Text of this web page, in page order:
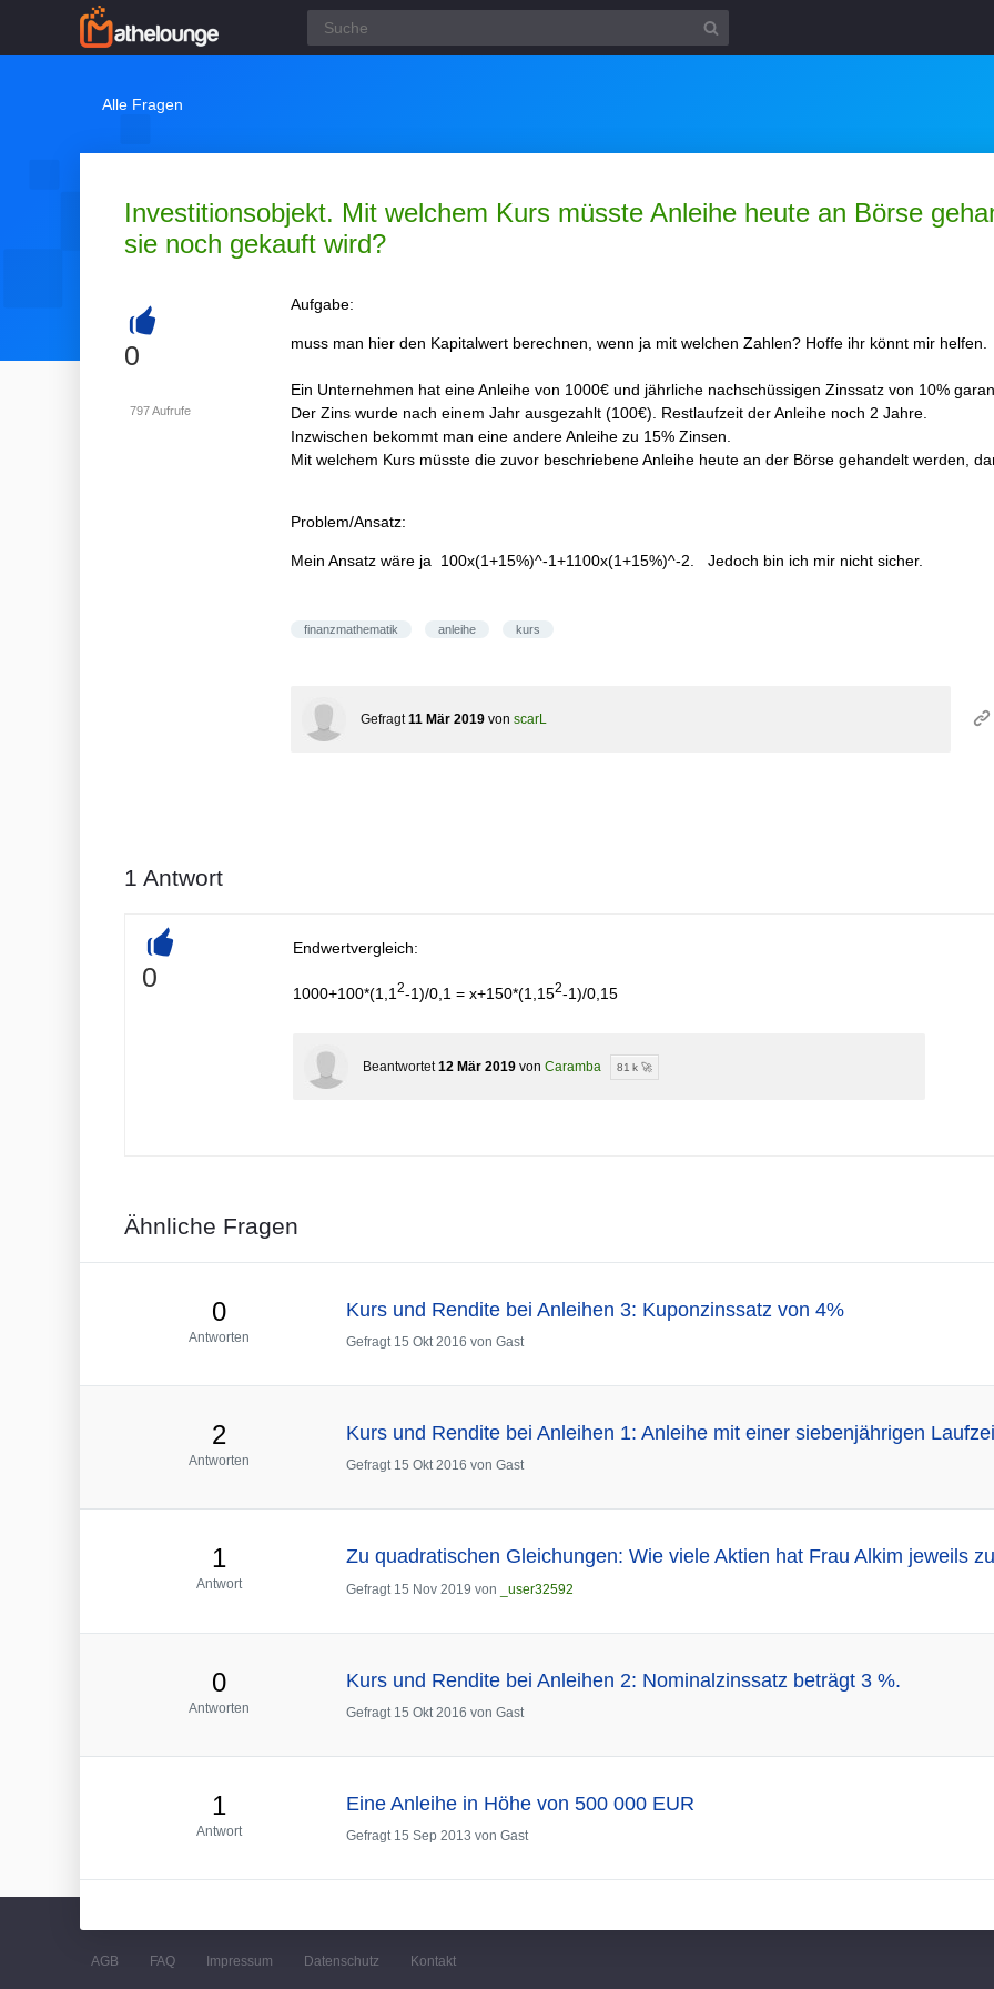
Alle Fragen
Investitionsobjekt. Mit welchem Kurs müsste Anleihe heute an Börse
sie noch gekauft wird?
+
0
797Aufrufe
Aufgabe:
muss man hier den Kapitalwert berechnen, wenn ja mit welchen Zahlen? Hoffe ihr könnt mir helfen.
Ein Unternehmen hat eine Anleihe von 1000€ und jährliche nachschüssigen Zinssatz von 10%
Der Zins wurde nach einem Jahr ausgezahlt (100€). Restlaufzeit der Anleihe noch 2 Jahre.
Inzwischen bekommt man eine andere Anleihe zu 15% Zinsen.
Mit welchem Kurs müsste die zuvor beschriebene Anleihe heute an der Börse gehandelt werden,
Problem/Ansatz:
Mein Ansatz wäre ja 100x(1+15%)^-1+1100x(1+15%)^-2. Jedoch bin ich mir nicht sicher.
finanzmathematik anleihe kurs
Gefragt 11 Mär 2019 von scarL
1 Antwort
+
0
Endwertvergleich:
1000+100*(1,1 2-1)/0,1 = x+150*(1,152-1)/0,15
Beantwortet 12 Mär 2019 von Caramba 81 k 🚀
Ähnliche Fragen
0
Antworten
Kurs und Rendite bei Anleihen 3: Kuponzinssatz von 4%
Gefragt 15 Okt 2016 von Gast
2
Antworten
Kurs und Rendite bei Anleihen 1: Anleihe mit einer siebenjährigen
Gefragt 15 Okt 2016 von Gast
1
Antwort
Zu quadratischen Gleichungen: Wie viele Aktien hat Frau Alkim jeweils
Gefragt 15 Nov 2019 von _user32592
0
Antworten
Kurs und Rendite bei Anleihen 2: Nominalzinssatz beträgt 3 %.
Gefragt 15 Okt 2016 von Gast
1
Antwort
Eine Anleihe in Höhe von 500 000 EUR
Gefragt 15 Sep 2013 von Gast
AGB FAQ Impressum Datenschutz Kontakt